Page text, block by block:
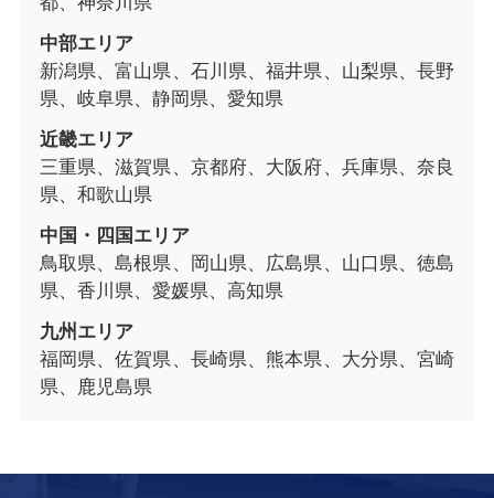
中部エリア
新潟県、富山県、石川県、福井県、山梨県、長野
県、岐阜県、静岡県、愛知県
近畿エリア
三重県、滋賀県、京都府、大阪府、兵庫県、奈良
県、和歌山県
中国・四国エリア
鳥取県、島根県、岡山県、広島県、山口県、徳島
県、香川県、愛媛県、高知県
九州エリア
福岡県、佐賀県、長崎県、熊本県、大分県、宮崎
県、鹿児島県